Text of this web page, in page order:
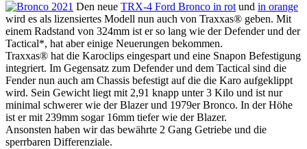
Den neue TRX-4 Ford Bronco in rot und in orange
wird es als lizensiertes Modell nun auch von Traxxas® geben. Mit
einem Radstand von 324mm ist er so lang wie der Defender und der
Tactical*, hat aber einige Neuerungen bekommen.
Traxxas® hat die Karoclips eingespart und eine Snapon Befestigung
integriert. Im Gegensatz zum Defender und dem Tactical sind die
Fender nun auch am Chassis befestigt auf die die Karo aufgeklippt
wird. Sein Gewicht liegt mit 2,91 knapp unter 3 Kilo und ist nur
minimal schwerer wie der Blazer und 1979er Bronco. In der Höhe
ist er mit 239mm sogar 16mm tiefer wie der Blazer.
Ansonsten haben wir das bewährte 2 Gang Getriebe und die
sperrbaren Differenziale.